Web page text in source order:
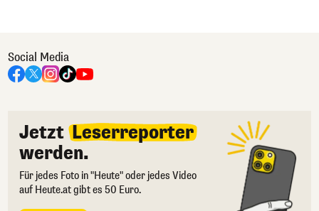
Social Media
Jetzt Leserreporter
werden.
Für jedes Foto in "Heute" oder jedes Video
auf Heute.at gibt es 50 Euro.